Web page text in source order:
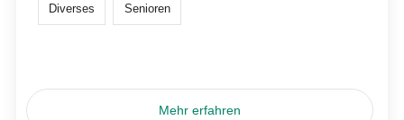
Diverses Senioren
Mehr erfahren